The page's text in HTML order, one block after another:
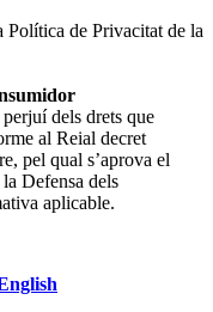
Política de Privacitat de la
dels drets que
al Reial decret
pel qual s’aprova el
Defensa dels
aplicable.